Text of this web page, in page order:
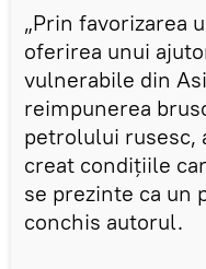
„Prin favorizarea
oferirea unui
vulnerabile din
reimpunerea
petrolului rusesc,
creat condițiile
se prezinte ca un
conchis autorul.